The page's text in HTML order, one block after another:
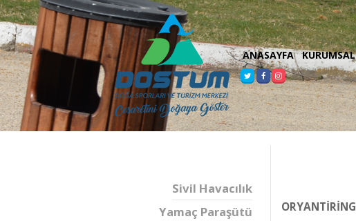
ANASAYFA KURUMSAL
ORYANTİRİNG
Sivil Havacılık
Yamaç Paraşütü